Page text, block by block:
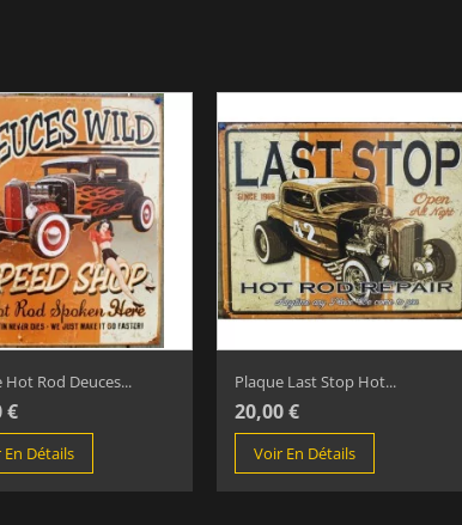
Hot Rod Deuces...
€
En Détails
Plaque Last Stop Hot...
20,00 €
Voir En Détails